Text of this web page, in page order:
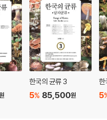
버섯 / 밤색갓버섯 / 노란다발 / 붉
섯 / 파리버섯 / 솔땀버섯 / 원추땀
한국의 균류 3
85,500원
5%
한
5